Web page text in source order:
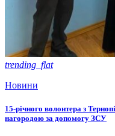
trending_flat
Новини
15-річного волонтера з
нагородою за допомогу ЗСУ